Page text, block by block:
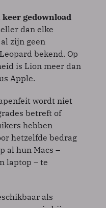
keer gedownload
dan elke
zijn geen
bekend. Op
is Lion meer dan
Apple.
wordt niet
betreft of
hebben
hetzelfde bedrag
al hun Macs –
laptop – te
als